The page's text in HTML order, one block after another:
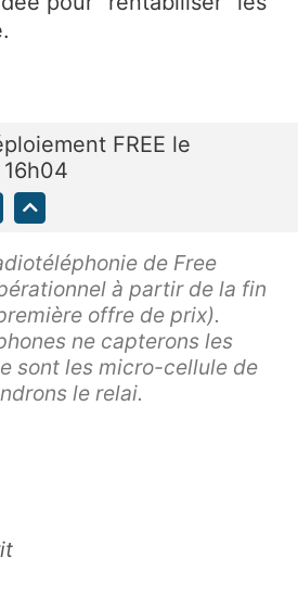
FREE le
de Free
à partir de la fin
offre de prix).
ne capterons les
sont les micro-cellule de
le relai.